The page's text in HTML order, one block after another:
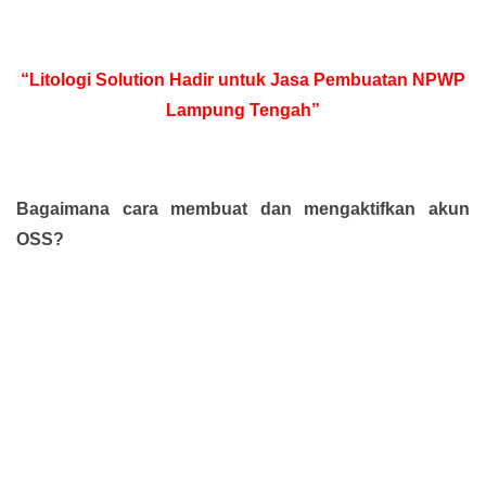
“Litologi Solution Hadir untuk Jasa Pembuatan NPWP
Lampung Tengah”
Bagaimana cara membuat dan mengaktifkan akun
OSS?